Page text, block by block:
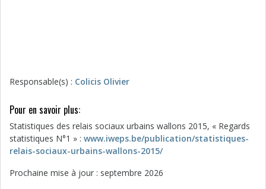
Responsable(s) : Colicis Olivier
Pour en savoir plus:
Statistiques des relais sociaux urbains wallons 2015, « Regards
statistiques N°1 » : www.iweps.be/publication/statistiques-
relais-sociaux-urbains-wallons-2015/
Prochaine mise à jour : septembre 2026